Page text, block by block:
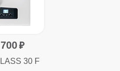
30 F